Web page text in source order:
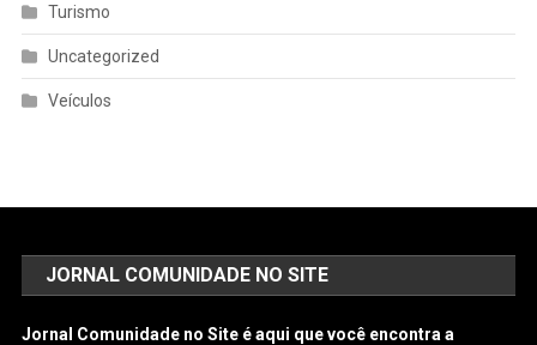
Turismo
Uncategorized
Veículos
JORNAL COMUNIDADE NO SITE
Jornal Comunidade no Site é aqui que você encontra a